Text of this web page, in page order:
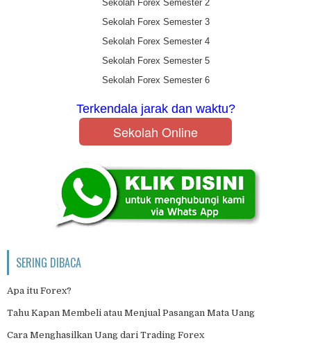
Sekolah Forex Semester 2
Sekolah Forex Semester 3
Sekolah Forex Semester 4
Sekolah Forex Semester 5
Sekolah Forex Semester 6
Terkendala jarak dan waktu?
Sekolah Online
SERING DIBACA
Apa itu Forex?
Tahu Kapan Membeli atau Menjual Pasangan Mata Uang
Cara Menghasilkan Uang dari Trading Forex